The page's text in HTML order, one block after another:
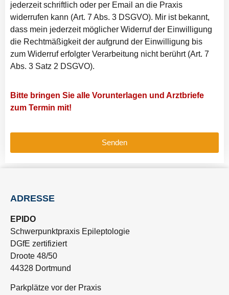
jederzeit schriftlich oder per Email an die Praxis
widerrufen kann (Art. 7 Abs. 3 DSGVO). Mir ist bekannt,
dass mein jederzeit möglicher Widerruf der Einwilligung
die Rechtmäßigkeit der aufgrund der Einwilligung bis
zum Widerruf erfolgter Verarbeitung nicht berührt (Art. 7
Abs. 3 Satz 2 DSGVO).
Bitte bringen Sie alle Vorunterlagen und Arztbriefe
zum Termin mit!
Senden
ADRESSE
EPIDO
Schwerpunktpraxis Epileptologie
DGfE zertifiziert
Droote 48/50
44328 Dortmund
Parkplätze vor der Praxis